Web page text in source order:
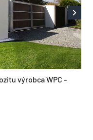
výrobca WPC -